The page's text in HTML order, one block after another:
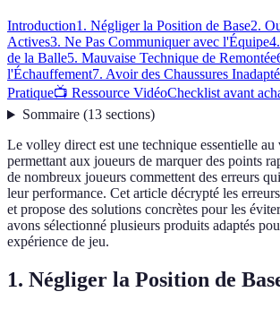
Introduction1. Négliger la Position de Base2.
Actives3. Ne Pas Communiquer avec l'Équipe
de la Balle5. Mauvaise Technique de Remontée
l'Échauffement7. Avoir des Chaussures
Pratique📺 Ressource VidéoChecklist avant
Sommaire(13 sections)
Le volley direct est une technique essentielle
permettant aux joueurs de marquer des points
de nombreux joueurs commettent des erreurs
leur performance. Cet article décrypté les
et propose des solutions concrètes pour les
avons sélectionné plusieurs produits adaptés
expérience de jeu.
1. Négliger la Position de